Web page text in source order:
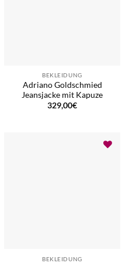
BEKLEIDUNG
Adriano Goldschmied
Jeansjacke mit Kapuze
329,00€
BEKLEIDUNG